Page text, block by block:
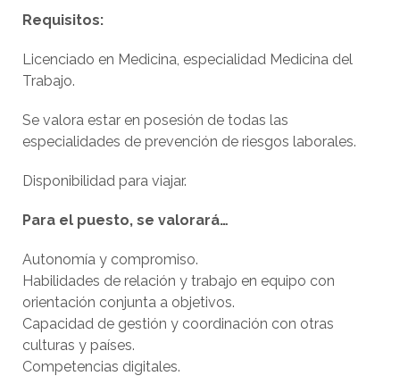
Requisitos:
Licenciado en Medicina, especialidad Medicina del
Trabajo.
Se valora estar en posesión de todas las
especialidades de prevención de riesgos laborales.
Disponibilidad para viajar.
Para el puesto, se valorará…
Autonomía y compromiso.
Habilidades de relación y trabajo en equipo con
orientación conjunta a objetivos.
Capacidad de gestión y coordinación con otras
culturas y países.
Competencias digitales.